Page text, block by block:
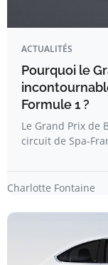
ACTUALITÉS
Pourquoi le
Formule 1 ?
Le Grand Prix de
circuit de Spa-
Charlotte Fontaine